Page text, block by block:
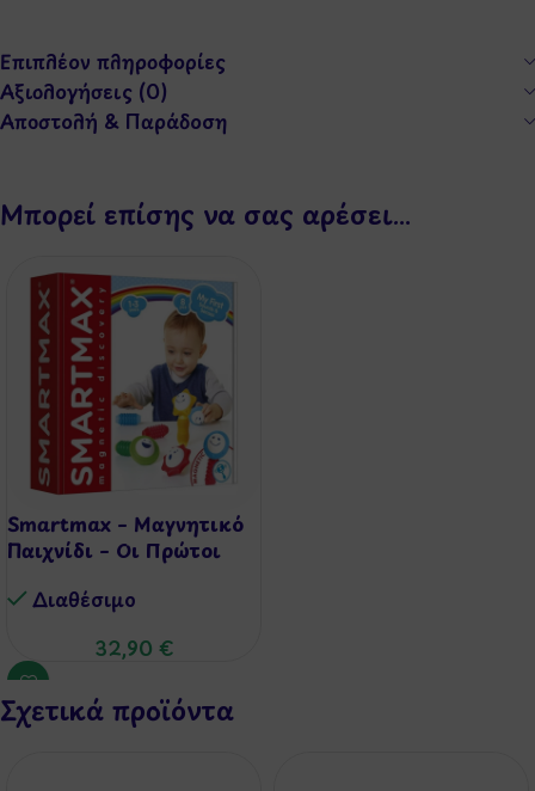
Επιπλέον πληροφορίες
Αξιολογήσεις (0)
Αποστολή & Παράδοση
Μπορεί επίσης να σας αρέσει…
Smartmax – Μαγνητικό
Παιχνίδι – Οι Πρώτοι
Διαθέσιμo
32,90 €
Σχετικά προϊόντα